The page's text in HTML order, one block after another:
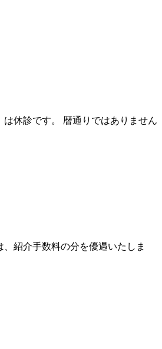
休診です。 暦通りではありません
紹介手数料の分を優遇いたしま